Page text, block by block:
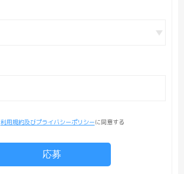
利用規約及びプライバシーポリシーに同意する